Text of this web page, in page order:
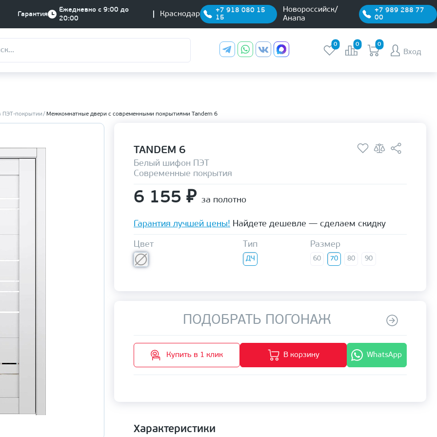
Гарантия
Ежедневно с 9:00 до
20:00
Краснодар
+7 918 080 15
15
Новороссийск/
Анапа
+7 989 288 77
00
0 0 0
Вход
ПЭТ-покрытии Межкомнатные двери с современными покрытиями Tandem 6
TANDEM 6
Белый шифон ПЭТ
Современные покрытия
6 155 ₽ за полотно
Гарантия лучшей цены! Найдете дешевле — сделаем скидку
Цвет Тип
ДЧ
Размер
60 70 80 90
ПОДОБРАТЬ ПОГОНАЖ
Купить в 1 клик В корзину WhatsApp
Характеристики